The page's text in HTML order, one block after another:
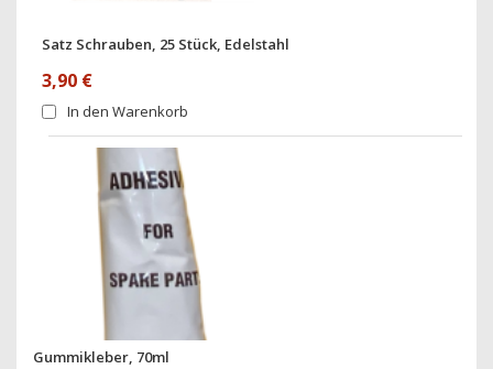
Satz Schrauben, 25 Stück, Edelstahl
3,90 €
In den Warenkorb
Gummikleber, 70ml